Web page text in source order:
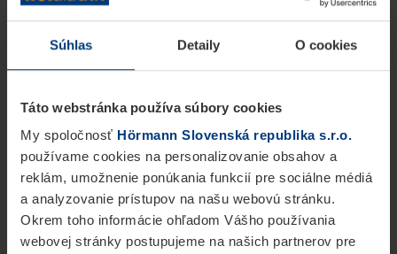
Súhlas Detaily O cookies
Táto webstránka používa súbory cookies
My spoločnosť Hörmann Slovenská republika s.r.o.
používame cookies na personalizovanie obsahov a
reklám, umožnenie ponúkania funkcií pre sociálne médiá
a analyzovanie prístupov na našu webovú stránku.
Okrem toho informácie ohľadom Vášho používania
webovej stránky postupujeme na našich partnerov pre